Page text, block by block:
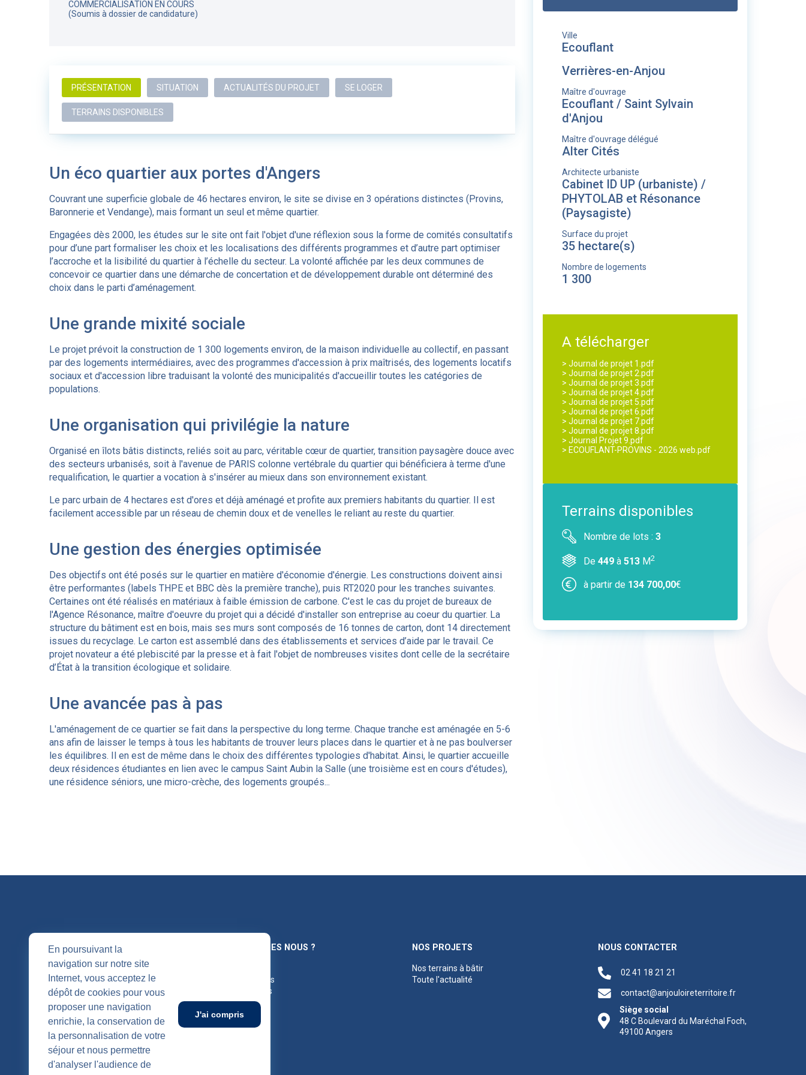
En poursuivant la
navigation sur notre site
Internet, vous acceptez le
dépôt de cookies pour vous
proposer une navigation
enrichie, la conservation de
la personnalisation de votre
séjour et nous permettre
d'analyser l'audience de
J'ai compris
COMMERCIALISATION EN COURS
(Soumis à dossier de candidature)
PRÉSENTATION SITUATION ACTUALITÉS DU PROJET SE LOGER
TERRAINS DISPONIBLES
Un éco quartier aux portes d'Angers
Couvrant une superficie globale de 46 hectares environ, le site se divise en 3 opérations distinctes (Provins,
Baronnerie et Vendange), mais formant un seul et même quartier.
Engagées dès 2000, les études sur le site ont fait l'objet d'une réflexion sous la forme de comités consultatifs
pour d’une part formaliser les choix et les localisations des différents programmes et d’autre part optimiser
l’accroche et la lisibilité du quartier à l’échelle du secteur. La volonté affichée par les deux communes de
concevoir ce quartier dans une démarche de concertation et de développement durable ont déterminé des
choix dans le parti d’aménagement.
Une grande mixité sociale
Le projet prévoit la construction de 1 300 logements environ, de la maison individuelle au collectif, en passant
par des logements intermédiaires, avec des programmes d'accession à prix maîtrisés, des logements locatifs
sociaux et d'accession libre traduisant la volonté des municipalités d'accueillir toutes les catégories de
populations.
Une organisation qui privilégie la nature
Organisé en îlots bâtis distincts, reliés soit au parc, véritable cœur de quartier, transition paysagère douce avec
des secteurs urbanisés, soit à l'avenue de PARIS colonne vertébrale du quartier qui bénéficiera à terme d'une
requalification, le quartier a vocation à s'insérer au mieux dans son environnement existant.
Le parc urbain de 4 hectares est d'ores et déjà aménagé et profite aux premiers habitants du quartier. Il est
facilement accessible par un réseau de chemin doux et de venelles le reliant au reste du quartier.
Une gestion des énergies optimisée
Des objectifs ont été posés sur le quartier en matière d'économie d'énergie. Les constructions doivent ainsi
être performantes (labels THPE et BBC dès la première tranche), puis RT2020 pour les tranches suivantes.
Certaines ont été réalisés en matériaux à faible émission de carbone. C'est le cas du projet de bureaux de
l'Agence Résonance, maître d'oeuvre du projet qui a décidé d'installer son entreprise au coeur du quartier. La
structure du bâtiment est en bois, mais ses murs sont composés de 16 tonnes de carton, dont 14 directement
issues du recyclage. Le carton est assemblé dans des établissements et services d’aide par le travail. Ce
projet novateur a été plebiscité par la presse et à fait l'objet de nombreuses visites dont celle de la secrétaire
d’État à la transition écologique et solidaire.
Une avancée pas à pas
L'aménagement de ce quartier se fait dans la perspective du long terme. Chaque tranche est aménagée en 5-6
ans afin de laisser le temps à tous les habitants de trouver leurs places dans le quartier et à ne pas boulverser
les équilibres. Il en est de même dans le choix des différentes typologies d'habitat. Ainsi, le quartier accueille
deux résidences étudiantes en lien avec le campus Saint Aubin la Salle (une troisième est en cours d'études),
une résidence séniors, une micro-crèche, des logements groupés...
Ville
Ecouflant
Verrières-en-Anjou
Maître d'ouvrage
Ecouflant / Saint Sylvain
d'Anjou
Maître d'ouvrage délégué
Alter Cités
Architecte urbaniste
Cabinet ID UP (urbaniste) /
PHYTOLAB et Résonance
(Paysagiste)
Surface du projet
35 hectare(s)
Nombre de logements
1 300
A télécharger
> Journal de projet 1.pdf
> Journal de projet 2.pdf
> Journal de projet 3.pdf
> Journal de projet 4.pdf
> Journal de projet 5.pdf
> Journal de projet 6.pdf
> Journal de projet 7.pdf
> Journal de projet 8.pdf
> Journal Projet 9.pdf
> ECOUFLANT-PROVINS - 2026 web.pdf
Terrains disponibles
Nombre de lots : 3
De 449à 513M2
à partir de 134 700,00€
SUIVEZ-NOUS
QUI SOMMES NOUS ?
Nos agences
Publications
NOS PROJETS
Nos terrains à bâtir
Toute l'actualité
NOUS CONTACTER
02 41 18 21 21
contact@anjouloireterritoire.fr
Siège social
48 C Boulevard du Maréchal Foch,
49100 Angers